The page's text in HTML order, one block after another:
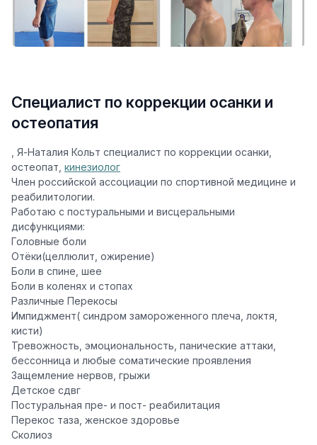
Специалист по коррекции осанки и
остеопатия
, Я-Наталия Кольт специалист по коррекции осанки,
остеопат, кинезиолог
Член российской ассоциации по спортивной медицине и
реабилитологии.
Работаю с постуральными и висцеральными
дисфункциями:
Головные боли
Отёки(целлюлит, ожирение)
Боли в спине, шее
Боли в коленях и стопах
️Различные Перекосы
Импиджмент( синдром замороженного плеча, локтя,
кисти)
Тревожность, эмоциональность, панические аттаки,
бессонница и любые соматические проявления
Защемление нервов, грыжи
Детское сдвг
️Постуральная пре- и пост- реабилитация
Перекос таза, женское здоровье
Сколиоз